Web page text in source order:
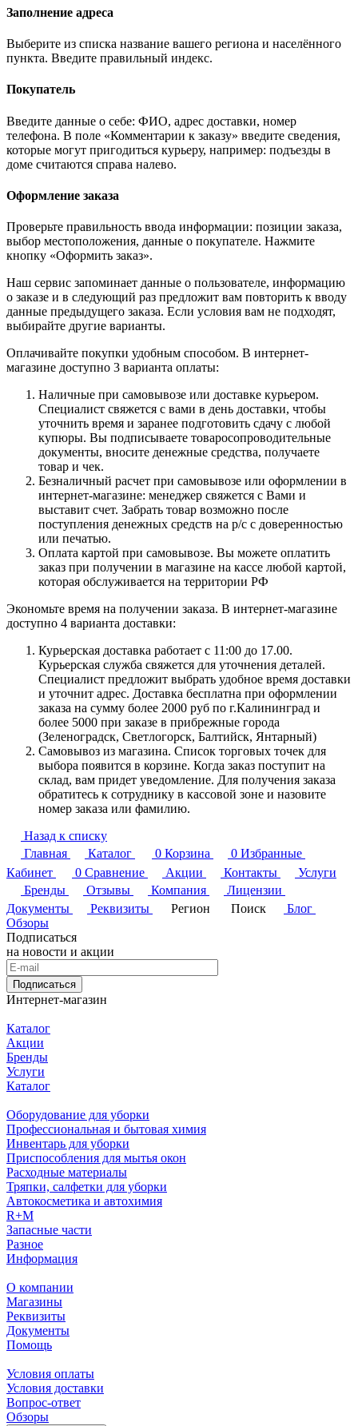
Заполнение адреса
Выберите из списка название вашего региона и населённого
пункта. Введите правильный индекс.
Покупатель
Введите данные о себе: ФИО, адрес доставки, номер
телефона. В поле «Комментарии к заказу» введите сведения,
которые могут пригодиться курьеру, например: подъезды в
доме считаются справа налево.
Оформление заказа
Проверьте правильность ввода информации: позиции заказа,
выбор местоположения, данные о покупателе. Нажмите
кнопку «Оформить заказ».
Наш сервис запоминает данные о пользователе, информацию
о заказе и в следующий раз предложит вам повторить к вводу
данные предыдущего заказа. Если условия вам не подходят,
выбирайте другие варианты.
Оплачивайте покупки удобным способом. В интернет-
магазине доступно 3 варианта оплаты:
Наличные при самовывозе или доставке курьером.
Специалист свяжется с вами в день доставки, чтобы
уточнить время и заранее подготовить сдачу с любой
купюры. Вы подписываете товаросопроводительные
документы, вносите денежные средства, получаете
товар и чек.
Безналичный расчет при самовывозе или оформлении в
интернет-магазине: менеджер свяжется с Вами и
выставит счет. Забрать товар возможно после
поступления денежных средств на р/с с доверенностью
или печатью.
Оплата картой при самовывозе. Вы можете оплатить
заказ при получении в магазине на кассе любой картой,
которая обслуживается на территории РФ
Экономьте время на получении заказа. В интернет-магазине
доступно 4 варианта доставки:
Курьерская доставка работает с 11:00 до 17.00.
Курьерская служба свяжется для уточнения деталей.
Специалист предложит выбрать удобное время доставки
и уточнит адрес. Доставка бесплатна при оформлении
заказа на сумму более 2000 руб по г.Калининград и
более 5000 при заказе в прибрежные города
(Зеленоградск, Светлогорск, Балтийск, Янтарный)
Самовывоз из магазина. Список торговых точек для
выбора появится в корзине. Когда заказ поступит на
склад, вам придет уведомление. Для получения заказа
обратитесь к сотруднику в кассовой зоне и назовите
номер заказа или фамилию.
Назад к списку
Главная
Каталог 0 Корзина 0 Избранные
Кабинет
0 Сравнение Акции Контакты
Услуги
Бренды
Отзывы Компания
Лицензии
Документы
Реквизиты Регион Поиск
Блог
Обзоры
Подписаться
на новости и акции
Подписаться
Интернет-магазин
Каталог
Акции
Бренды
Услуги
Каталог
Оборудование для уборки
Профессиональная и бытовая химия
Инвентарь для уборки
Приспособления для мытья окон
Расходные материалы
Тряпки, салфетки для уборки
Автокосметика и автохимия
R+M
Запасные части
Разное
Информация
О компании
Магазины
Реквизиты
Документы
Помощь
Условия оплаты
Условия доставки
Вопрос-ответ
Обзоры